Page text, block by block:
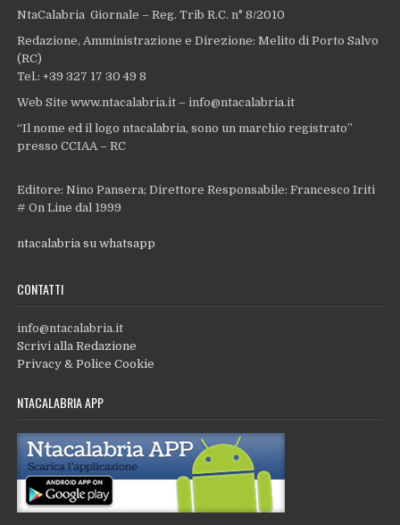
NtaCalabria Giornale – Reg. Trib R.C. n° 8/2010
Redazione, Amministrazione e Direzione: Melito di Porto Salvo
(RC)
Tel.: +39 327 17 30 49 8
Web Site www.ntacalabria.it – info@ntacalabria.it
“Il nome ed il logo ntacalabria, sono un marchio registrato”
presso CCIAA – RC
Editore: Nino Pansera; Direttore Responsabile: Francesco Iriti
# On Line dal 1999
ntacalabria su whatsapp
CONTATTI
info@ntacalabria.it
Scrivi alla Redazione
Privacy & Police Cookie
NTACALABRIA APP